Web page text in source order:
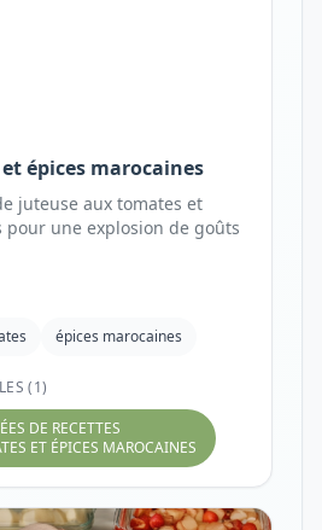
épices marocaines
juteuse aux tomates et
pour une explosion de goûts
épices marocaines
(1)
DE RECETTES
ET ÉPICES MAROCAINES